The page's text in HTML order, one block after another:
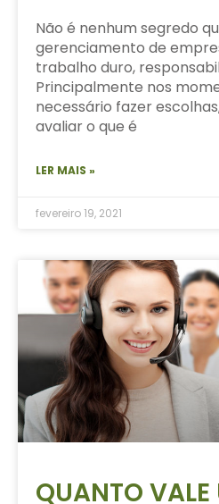
Não é nenhum segredo
gerenciamento de
trabalho duro,
Principalmente nos
necessário fazer
avaliar o que é
LER MAIS »
fevereiro 19, 2021
QUANTO VALE